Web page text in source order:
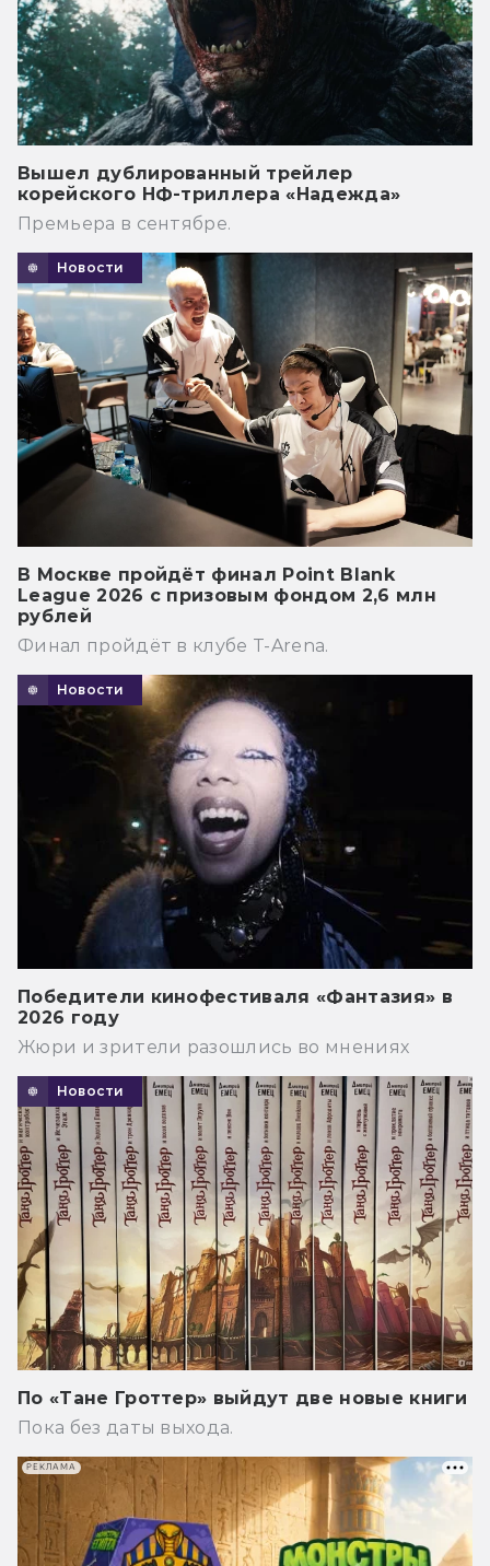
Вышел дублированный трейлер
корейского НФ-триллера «Надежда»
Премьера в сентябре.
Новости
В Москве пройдёт финал Point Blank
League 2026 с призовым фондом 2,6 млн
рублей
Финал пройдёт в клубе T-Arena.
Новости
Победители кинофестиваля «Фантазия» в
2026 году
Жюри и зрители разошлись во мнениях
Новости
По «Тане Гроттер» выйдут две новые книги
Пока без даты выхода.
РЕКЛАМА